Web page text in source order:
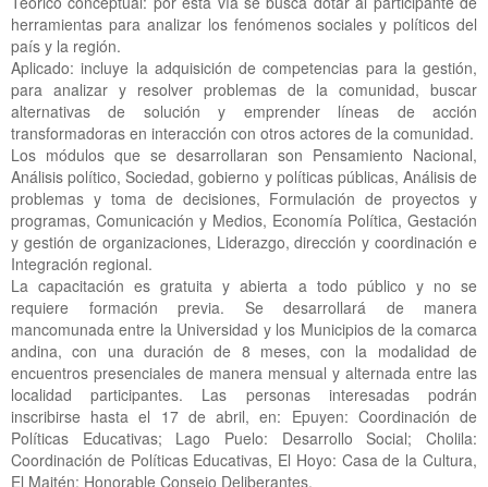
herramientas para analizar los fenómenos sociales y políticos del
país y la región.
Aplicado: incluye la adquisición de competencias para la gestión,
para analizar y resolver problemas de la comunidad, buscar
alternativas de solución y emprender líneas de acción
transformadoras en interacción con otros actores de la comunidad.
Los módulos que se desarrollaran son Pensamiento Nacional,
Análisis político, Sociedad, gobierno y políticas públicas, Análisis de
problemas y toma de decisiones, Formulación de proyectos y
programas, Comunicación y Medios, Economía Política, Gestación
y gestión de organizaciones, Liderazgo, dirección y coordinación e
Integración regional.
La capacitación es gratuita y abierta a todo público y no se
requiere formación previa. Se desarrollará de manera
mancomunada entre la Universidad y los Municipios de la comarca
andina, con una duración de 8 meses, con la modalidad de
encuentros presenciales de manera mensual y alternada entre las
localidad participantes. Las personas interesadas podrán
inscribirse hasta el 17 de abril, en: Epuyen: Coordinación de
Políticas Educativas; Lago Puelo: Desarrollo Social; Cholila:
Coordinación de Políticas Educativas, El Hoyo: Casa de la Cultura,
El Maitén: Honorable Consejo Deliberantes.